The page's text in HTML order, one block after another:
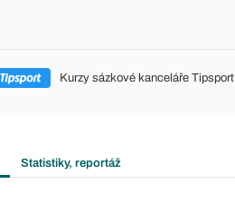
Kurzy sázkové kanceláře Tipsport
Statistiky, reportáž